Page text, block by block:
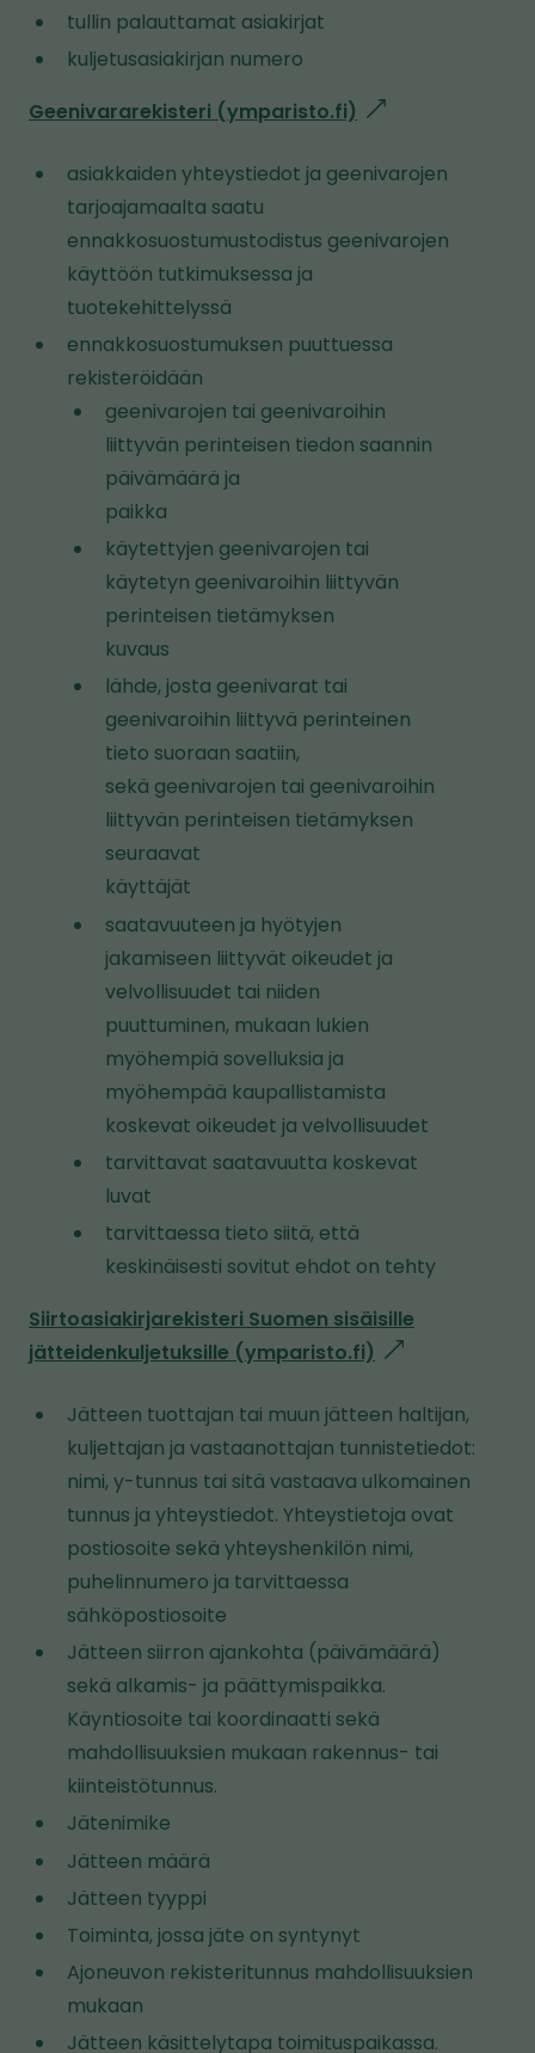
tullin palauttamat asiakirjat
kuljetusasiakirjan numero
Geenivararekisteri (ymparisto.fi)
n
k
i
o
l
i
u
s
l
asiakkaiden yhteystiedot ja geenivarojen
tarjoajamaalta saatu
ennakkosuostumustodistus geenivarojen
käyttöön tutkimuksessa ja
tuotekehittelyssä
ennakkosuostumuksen puuttuessa
rekisteröidään
geenivarojen tai geenivaroihin
liittyvän perinteisen tiedon saannin
päivämäärä ja
paikka
käytettyjen geenivarojen tai
käytetyn geenivaroihin liittyvän
perinteisen tietämyksen
kuvaus
lähde, josta geenivarat tai
geenivaroihin liittyvä perinteinen
tieto suoraan saatiin,
sekä geenivarojen tai geenivaroihin
liittyvän perinteisen tietämyksen
seuraavat
käyttäjät
saatavuuteen ja hyötyjen
jakamiseen liittyvät oikeudet ja
velvollisuudet tai niiden
puuttuminen, mukaan lukien
myöhempiä sovelluksia ja
myöhempää kaupallistamista
koskevat oikeudet ja velvollisuudet
tarvittavat saatavuutta koskevat
luvat
tarvittaessa tieto siitä, että
keskinäisesti sovitut ehdot on tehty
Siirtoasiakirjarekisteri Suomen sisäisille
jätteidenkuljetuksille (ymparisto.fi)
n
k
k
i
v
t
s
v
Jätteen tuottajan tai muun jätteen haltijan,
kuljettajan ja vastaanottajan tunnistetiedot:
nimi, y-tunnus tai sitä vastaava ulkomainen
tunnus ja yhteystiedot. Yhteystietoja ovat
postiosoite sekä yhteyshenkilön nimi,
puhelinnumero ja tarvittaessa
sähköpostiosoite
Jätteen siirron ajankohta (päivämäärä)
sekä alkamis- ja päättymispaikka.
Käyntiosoite tai koordinaatti sekä
mahdollisuuksien mukaan rakennus- tai
kiinteistötunnus.
Jätenimike
Jätteen määrä
Jätteen tyyppi
Toiminta, jossa jäte on syntynyt
Ajoneuvon rekisteritunnus mahdollisuuksien
mukaan
Jätteen käsittelytapa toimituspaikassa.